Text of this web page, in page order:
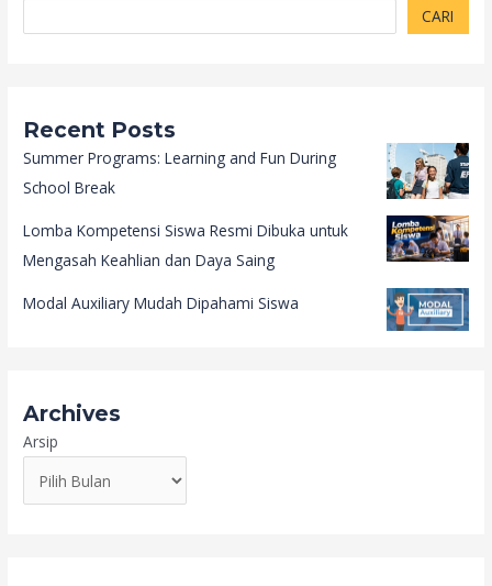
CARI
Recent Posts
Summer Programs: Learning and Fun During
School Break
Lomba Kompetensi Siswa Resmi Dibuka untuk
Mengasah Keahlian dan Daya Saing
Modal Auxiliary Mudah Dipahami Siswa
Archives
Arsip